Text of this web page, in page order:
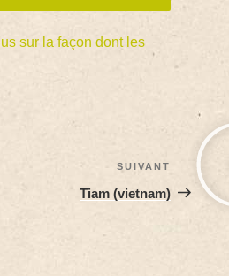
sur la façon dont les
SUIVANT
Tiam (vietnam)